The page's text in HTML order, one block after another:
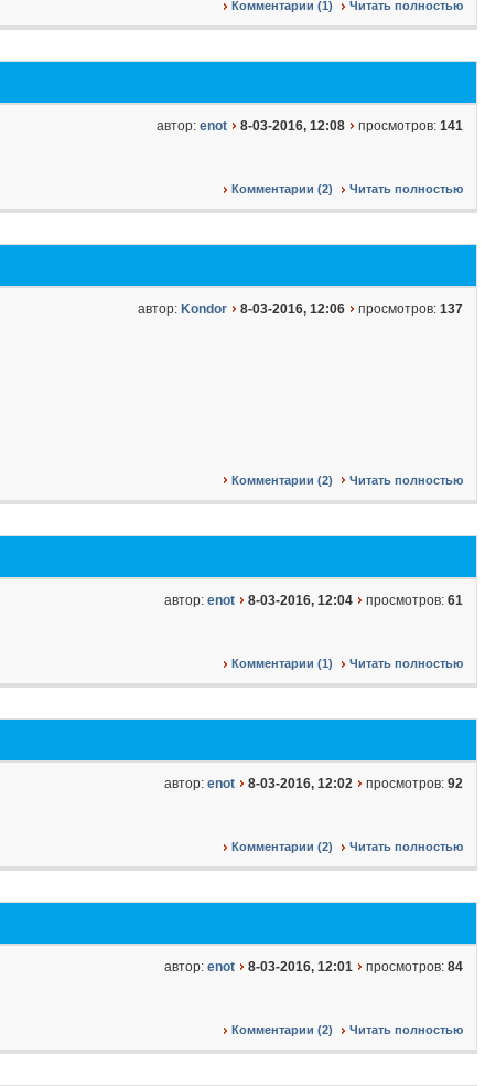
Комментарии (1) Читать полностью
автор: enot 8-03-2016, 12:08 просмотров: 141
Комментарии (2) Читать полностью
автор: Kondor 8-03-2016, 12:06 просмотров: 137
Комментарии (2) Читать полностью
автор: enot 8-03-2016, 12:04 просмотров: 61
Комментарии (1) Читать полностью
автор: enot 8-03-2016, 12:02 просмотров: 92
Комментарии (2) Читать полностью
автор: enot 8-03-2016, 12:01 просмотров: 84
Комментарии (2) Читать полностью